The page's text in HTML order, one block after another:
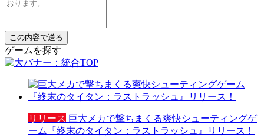
ゲームを探す
リリース 巨大メカで撃ちまくる爽快シューティングゲ
ーム『終末のタイタン：ラストラッシュ』リリース！